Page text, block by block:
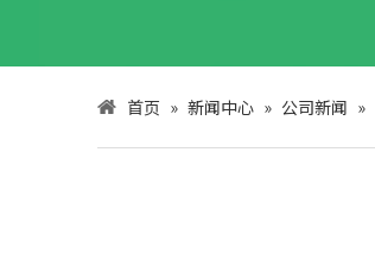
首页 » 新闻中心 » 公司新闻 »